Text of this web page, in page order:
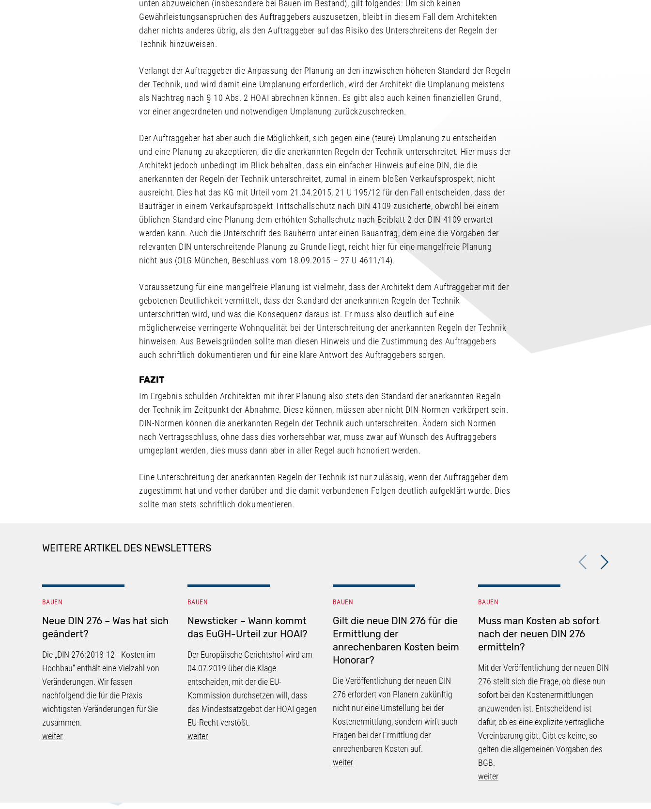
unten abzuweichen (insbesondere bei Bauen im Bestand), gilt folgendes: Um sich keinen
Gewährleistungsansprüchen des Auftraggebers auszusetzen, bleibt in diesem Fall dem Architekten
daher nichts anderes übrig, als den Auftraggeber auf das Risiko des Unterschreitens der Regeln der
Technik hinzuweisen.
Verlangt der Auftraggeber die Anpassung der Planung an den inzwischen höheren Standard der Regeln
der Technik, und wird damit eine Umplanung erforderlich, wird der Architekt die Umplanung meistens
als Nachtrag nach § 10 Abs. 2 HOAI abrechnen können. Es gibt also auch keinen finanziellen Grund,
vor einer angeordneten und notwendigen Umplanung zurückzuschrecken.
Der Auftraggeber hat aber auch die Möglichkeit, sich gegen eine (teure) Umplanung zu entscheiden
und eine Planung zu akzeptieren, die die anerkannten Regeln der Technik unterschreitet. Hier muss der
Architekt jedoch unbedingt im Blick behalten, dass ein einfacher Hinweis auf eine DIN, die die
anerkannten der Regeln der Technik unterschreitet, zumal in einem bloßen Verkaufsprospekt, nicht
ausreicht. Dies hat das KG mit Urteil vom 21.04.2015, 21 U 195/12 für den Fall entscheiden, dass der
Bauträger in einem Verkaufsprospekt Trittschallschutz nach DIN 4109 zusicherte, obwohl bei einem
üblichen Standard eine Planung dem erhöhten Schallschutz nach Beiblatt 2 der DIN 4109 erwartet
werden kann. Auch die Unterschrift des Bauherrn unter einen Bauantrag, dem eine die Vorgaben der
relevanten DIN unterschreitende Planung zu Grunde liegt, reicht hier für eine mangelfreie Planung
nicht aus (OLG München, Beschluss vom 18.09.2015 – 27 U 4611/14).
Voraussetzung für eine mangelfreie Planung ist vielmehr, dass der Architekt dem Auftraggeber mit der
gebotenen Deutlichkeit vermittelt, dass der Standard der anerkannten Regeln der Technik
unterschritten wird, und was die Konsequenz daraus ist. Er muss also deutlich auf eine
möglicherweise verringerte Wohnqualität bei der Unterschreitung der anerkannten Regeln der Technik
hinweisen. Aus Beweisgründen sollte man diesen Hinweis und die Zustimmung des Auftraggebers
auch schriftlich dokumentieren und für eine klare Antwort des Auftraggebers sorgen.
FAZIT
Im Ergebnis schulden Architekten mit ihrer Planung also stets den Standard der anerkannten Regeln
der Technik im Zeitpunkt der Abnahme. Diese können, müssen aber nicht DIN-Normen verkörpert sein.
DIN-Normen können die anerkannten Regeln der Technik auch unterschreiten. Ändern sich Normen
nach Vertragsschluss, ohne dass dies vorhersehbar war, muss zwar auf Wunsch des Auftraggebers
umgeplant werden, dies muss dann aber in aller Regel auch honoriert werden.
Eine Unterschreitung der anerkannten Regeln der Technik ist nur zulässig, wenn der Auftraggeber dem
zugestimmt hat und vorher darüber und die damit verbundenen Folgen deutlich aufgeklärt wurde. Dies
sollte man stets schriftlich dokumentieren.
WEITERE ARTIKEL DES NEWSLETTERS
Previous
BAUEN
Neue DIN 276 – Was hat sich
geändert?
Die „DIN 276:2018-12 - Kosten im
Hochbau“ enthält eine Vielzahl von
Veränderungen. Wir fassen
nachfolgend die für die Praxis
wichtigsten Veränderungen für Sie
zusammen.
weiter
BAUEN
Newsticker – Wann kommt
das EuGH-Urteil zur HOAI?
Der Europäische Gerichtshof wird am
04.07.2019 über die Klage
entscheiden, mit der die EU-
Kommission durchsetzen will, dass
das Mindestsatzgebot der HOAI gegen
EU-Recht verstößt.
weiter
BAUEN
Gilt die neue DIN 276 für die
Ermittlung der
anrechenbaren Kosten beim
Honorar?
Die Veröffentlichung der neuen DIN
276 erfordert von Planern zukünftig
nicht nur eine Umstellung bei der
Kostenermittlung, sondern wirft auch
Fragen bei der Ermittlung der
anrechenbaren Kosten auf.
weiter
BAUEN
Muss man Kosten ab sofort
nach der neuen DIN 276
ermitteln?
Mit der Veröffentlichung der neuen DIN
276 stellt sich die Frage, ob diese nun
sofort bei den Kostenermittlungen
anzuwenden ist. Entscheidend ist
dafür, ob es eine explizite vertragliche
Vereinbarung gibt. Gibt es keine, so
gelten die allgemeinen Vorgaben des
BGB.
weiter
Next